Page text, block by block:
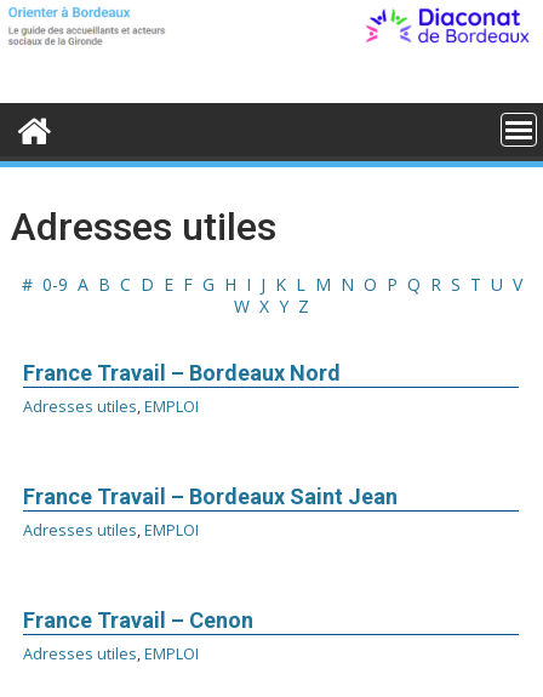
S
t
o
Adresses utiles
# 0-9 A B C D E F G H I J K L M N O P Q R S T U V
W X Y Z
France Travail – Bordeaux Nord
Adresses utiles,EMPLOI
France Travail – Bordeaux Saint Jean
Adresses utiles,EMPLOI
France Travail – Cenon
Adresses utiles,EMPLOI